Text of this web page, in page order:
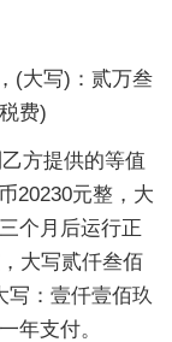
(大写)：贰万叁
费)
方提供的等值
20230元整，大
个月后运行正
大写贰仟叁佰
写：壹仟壹佰玖
年支付。